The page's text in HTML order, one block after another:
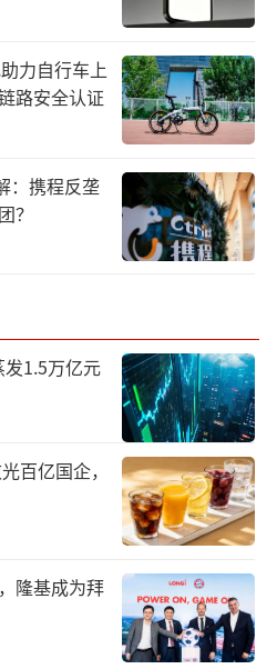
重要举措，“三进”已在
的医药机构数量、药品
呢？下面就做一简单分
包括公立基层医疗机构
机构（民营医院、诊
药店、网上药店）。
万家
总数为683666家（南方
疗机构64.1万家（含村
生院3.3万家、社区卫生
，民营医疗机构34.6万家
，诊所31.9万家（2023
力自行车上
路安全认证
：携程反垄
？
1.5万亿元
百亿国企，
隆基成为拜